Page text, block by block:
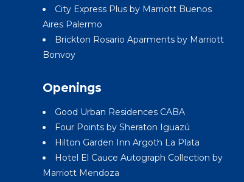
City Express Plus by Marriott Buenos
Aires Palermo
Brickton Rosario Aparments by Marriott
Bonvoy
Openings
Good Urban Residences CABA
Four Points by Sheraton Iguazú
Hilton Garden Inn Argoth La Plata
Hotel El Cauce Autograph Collection by
Marriott Mendoza